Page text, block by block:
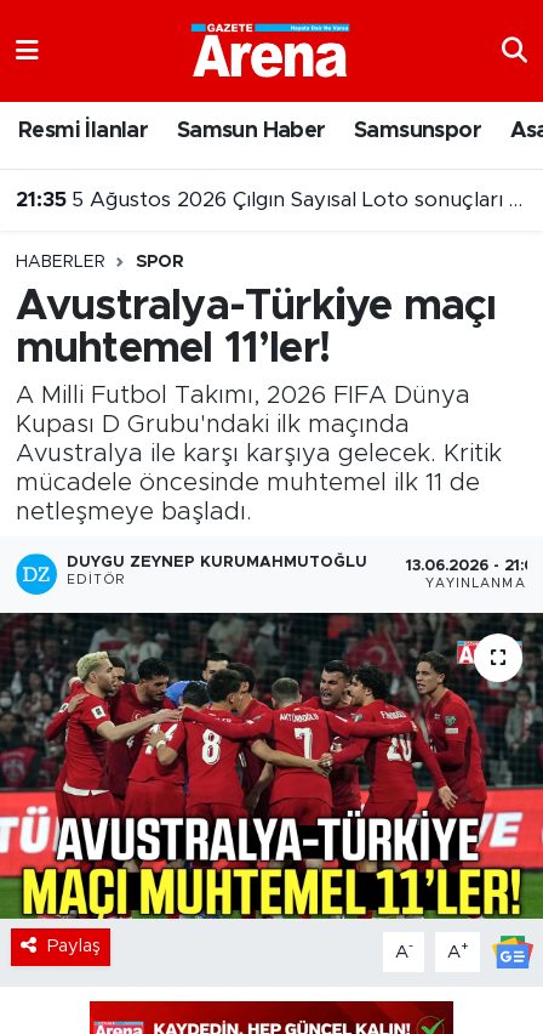
Resmi İlanlar Samsun Haber Samsunspor
21:35 5 Ağustos 2026 Çılgın Sayısal Loto sonuçları belli oldu
HABERLER SPOR
Avustralya-Türkiye maçı
muhtemel 11’ler!
A Milli Futbol Takımı, 2026 FIFA Dünya
Kupası D Grubu'ndaki ilk maçında
Avustralya ile karşı karşıya gelecek. Kritik
mücadele öncesinde muhtemel ilk 11 de
netleşmeye başladı.
DUYGU ZEYNEP KURUMAHMUTOĞLU
EDITÖR
13.06.2026 -
YAYINLANMA
Paylaş A- A+
Samsun Namaz Vakitleri
Süper Lig Puan Durumu ve Fikstür
Tüm Manşetler
Son Dakika Haberleri
Haber Arşivi